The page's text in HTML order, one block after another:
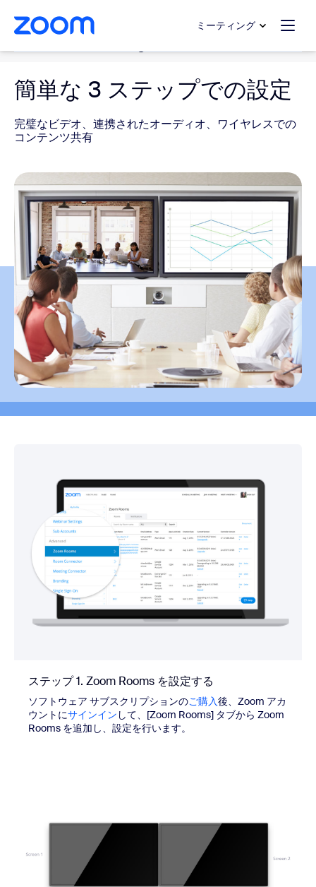
テンツへスキップ
ットへスキップ ミーティング
簡単な 3 ステップでの設定
完璧なビデオ、連携されたオーディオ、ワイヤレスでの
コンテンツ共有
ステップ 1. Zoom Rooms を設定する
ソフトウェア サブスクリプションのご購入後、Zoom アカ
ウントにサインイン して、[Zoom Rooms] タブから Zoom
Rooms を追加し、設定を行います。